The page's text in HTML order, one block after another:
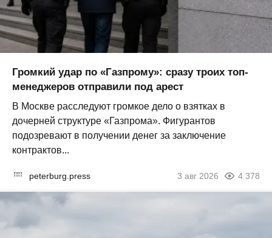
Громкий удар по «Газпрому»: сразу троих топ-
менеджеров отправили под арест
В Москве расследуют громкое дело о взятках в
дочерней структуре «Газпрома». Фигурантов
подозревают в получении денег за заключение
контрактов...
peterburg.press 3 авг 2026 4 378